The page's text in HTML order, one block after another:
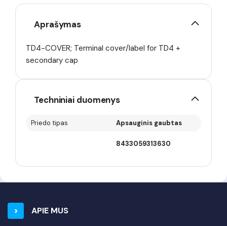
Aprašymas
TD4-COVER; Terminal cover/label for TD4 +
secondary cap
Techniniai duomenys
Priedo tipas Apsauginis gaubtas
8433059313630
APIE MUS